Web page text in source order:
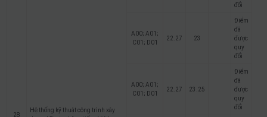
28
Hệ thống kỹ thuật công trình xây
đổi
A00; A01;
C01; D01
22.27 23
Điểm
đã
được
quy
đổi
A00; A01;
C01; D01
22.27 23.25
Điểm
đã
được
quy
đổi